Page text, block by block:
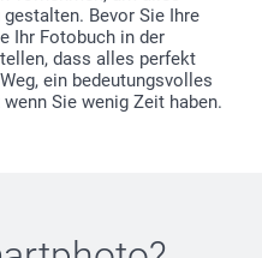
Bevor Sie Ihre
Ihr Fotobuch in der
dass alles perfekt
ein bedeutungsvolles
Sie wenig Zeit haben.